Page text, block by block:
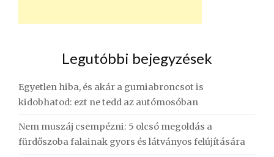
Legutóbbi bejegyzések
Egyetlen hiba, és akár a gumiabroncsot is
kidobhatod: ezt ne tedd az autómosóban
Nem muszáj csempézni: 5 olcsó megoldás a
fürdőszoba falainak gyors és látványos felújítására